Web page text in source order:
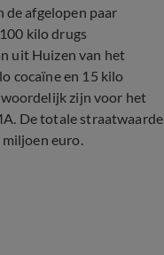
afgelopen paar
kilo drugs
uit Huizen van het
cocaïne en 15 kilo
zijn voor het
De totale straatwaarde
euro.